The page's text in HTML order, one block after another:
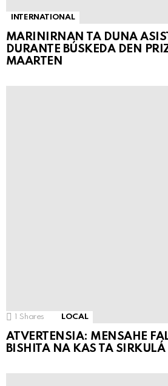
INTERNATIONAL
MARINIRNAN TA DUNA
DURANTE BÚSKEDA DEN
MAARTEN
Shares LOCAL
ATVERTENSIA: MENSAHE
BISHITA NA KAS TA SIRKULÁ